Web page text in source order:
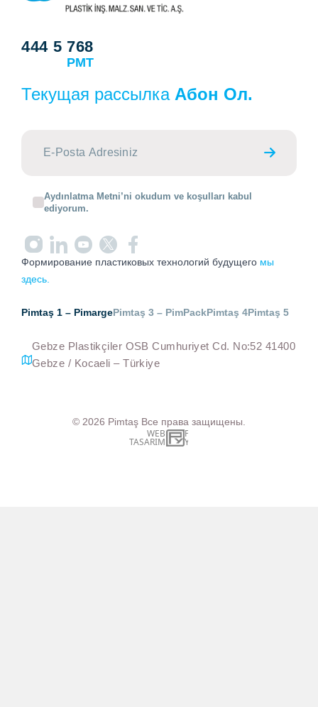
444 5 768
PMT
Текущая рассылка Абон Ол.
Aydınlatma Metni’ni okudum ve koşulları kabul
ediyorum.
Формирование пластиковых технологий будущего мы
здесь.
Pimtaş 1 – PimargePimtaş 3 – PimPackPimtaş 4Pimtaş 5
Gebze Plastikçiler OSB Cumhuriyet Cd. No:52 41400
Gebze / Kocaeli – Türkiye
© 2026 Pimtaş Все права защищены.
WEB
TASARIM
İSTANBUL WEB TASARIM AJANSI - PENTA